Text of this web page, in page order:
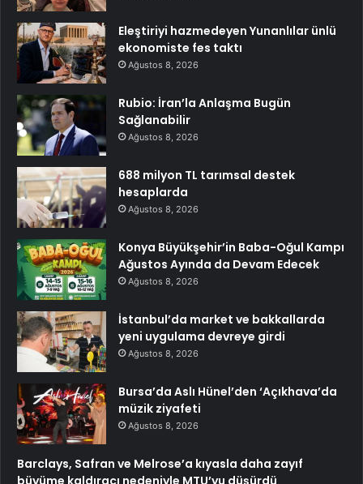
Eleştiriyi hazmedeyen Yunanlılar ünlü
ekonomiste fes taktı
Ağustos 8, 2026
Rubio: İran’la Anlaşma Bugün
Sağlanabilir
Ağustos 8, 2026
688 milyon TL tarımsal destek
hesaplarda
Ağustos 8, 2026
Konya Büyükşehir’in Baba-Oğul Kampı
Ağustos Ayında da Devam Edecek
Ağustos 8, 2026
İstanbul’da market ve bakkallarda
yeni uygulama devreye girdi
Ağustos 8, 2026
Bursa’da Aslı Hünel’den ‘Açıkhava’da
müzik ziyafeti
Ağustos 8, 2026
Barclays, Safran ve Melrose’a kıyasla daha zayıf